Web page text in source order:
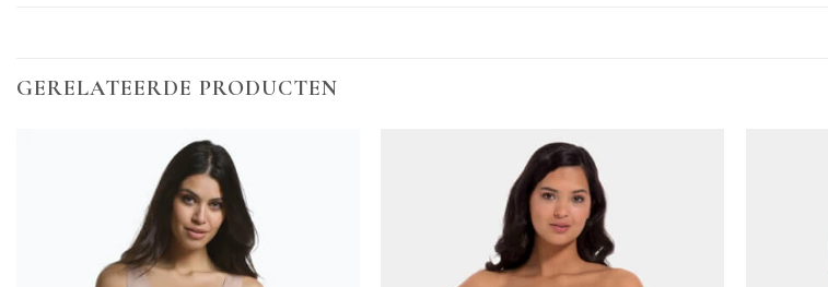
GERELATEERDE PRODUCTEN